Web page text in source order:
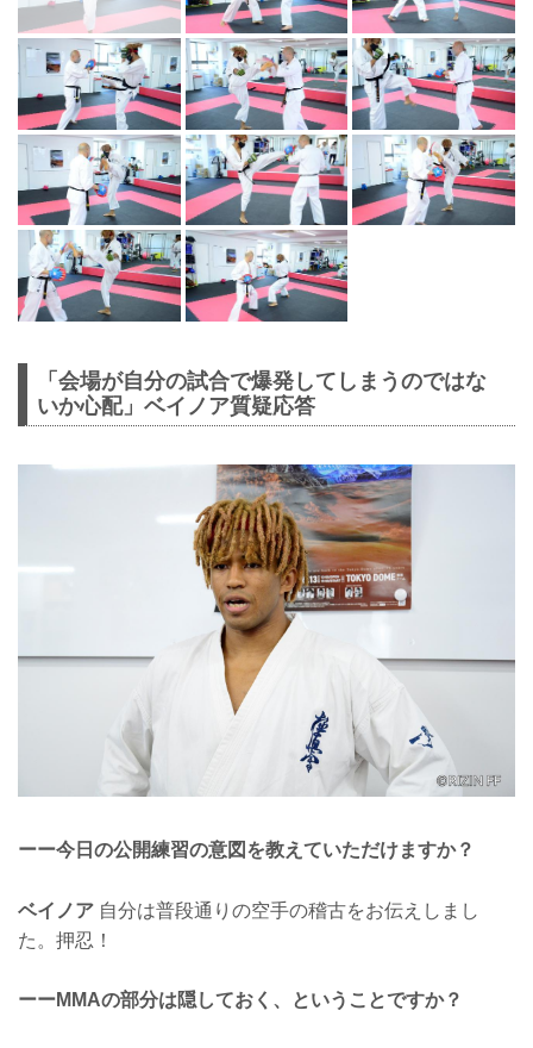
「会場が自分の試合で爆発してしまうのではな
いか心配」ベイノア質疑応答
ーー今日の公開練習の意図を教えていただけますか？
ベイノア 自分は普段通りの空手の稽古をお伝えしまし
た。押忍！
ーーMMAの部分は隠しておく、ということですか？